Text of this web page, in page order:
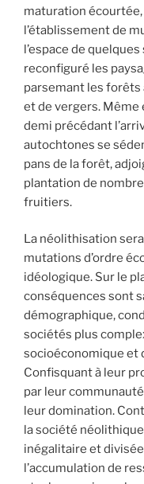
maturation
l’établissement de
l’espace de
reconfiguré les
parsemant les forêts
et de vergers. Même
demi précédant
autochtones se
pans de la forêt,
plantation de
fruitiers.
La néolithisation
mutations d’ordre
idéologique. Sur le
conséquences sont
démographique,
sociétés plus
socioéconomique et
Confisquant à leur
par leur
leur domination.
la société
inégalitaire et
l’accumulation de